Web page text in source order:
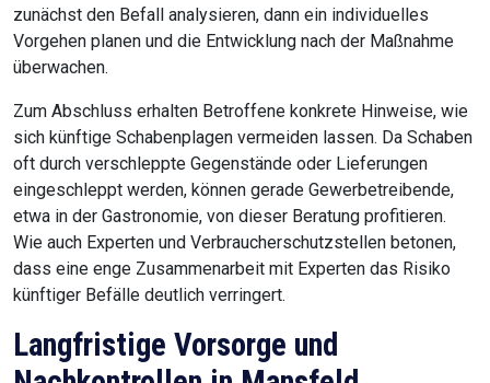
zunächst den Befall analysieren, dann ein individuelles
Vorgehen planen und die Entwicklung nach der Maßnahme
überwachen.
Zum Abschluss erhalten Betroffene konkrete Hinweise, wie
sich künftige Schabenplagen vermeiden lassen. Da Schaben
oft durch verschleppte Gegenstände oder Lieferungen
eingeschleppt werden, können gerade Gewerbetreibende,
etwa in der Gastronomie, von dieser Beratung profitieren.
Wie auch Experten und Verbraucherschutzstellen betonen,
dass eine enge Zusammenarbeit mit Experten das Risiko
künftiger Befälle deutlich verringert.
Langfristige Vorsorge und